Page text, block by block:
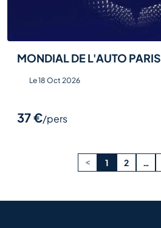
MONDIAL DE L'AUTO PARIS
Le 18 Oct 2026
37 €/pers
< 1 2 …